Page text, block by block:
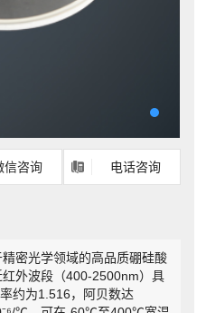
信咨询 电话咨询
密光学领域的高品质硼硅酸
外波段（400-2500nm）具
约为1.516，阿贝数达